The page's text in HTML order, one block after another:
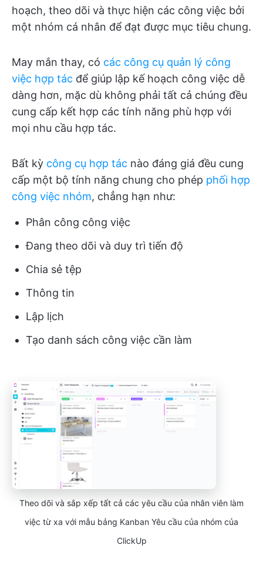
hoạch, theo dõi và thực hiện các công việc bởi
một nhóm cá nhân để đạt được mục tiêu chung.
May mắn thay, có các công cụ quản lý công
việc hợp tác để giúp lập kế hoạch công việc dễ
dàng hơn, mặc dù không phải tất cả chúng đều
cung cấp kết hợp các tính năng phù hợp với
mọi nhu cầu hợp tác.
Bất kỳ công cụ hợp tác nào đáng giá đều cung
cấp một bộ tính năng chung cho phép phối hợp
công việc nhóm, chẳng hạn như:
Phân công công việc
Đang theo dõi và duy trì tiến độ
Chia sẻ tệp
Thông tin
Lập lịch
Tạo danh sách công việc cần làm
Theo dõi và sắp xếp tất cả các yêu cầu của nhân viên làm
việc từ xa với mẫu bảng Kanban Yêu cầu của nhóm của
ClickUp